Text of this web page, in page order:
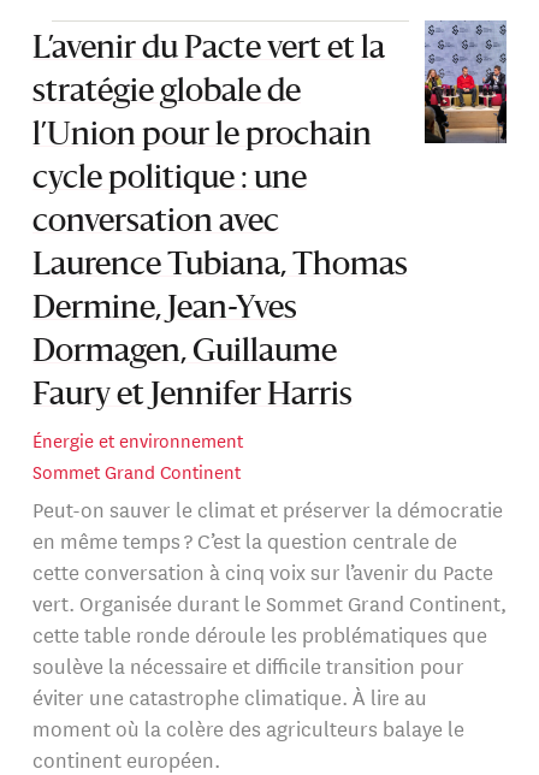
L’avenir du Pacte vert et la
stratégie globale de
l’Union pour le prochain
cycle politique : une
conversation avec
Laurence Tubiana, Thomas
Dermine, Jean-Yves
Dormagen, Guillaume
Faury et Jennifer Harris
Énergie et environnement
Sommet Grand Continent
Peut-on sauver le climat et préserver la démocratie
en même temps ? C’est la question centrale de
cette conversation à cinq voix sur l’avenir du Pacte
vert. Organisée durant le Sommet Grand Continent,
cette table ronde déroule les problématiques que
soulève la nécessaire et difficile transition pour
éviter une catastrophe climatique. À lire au
moment où la colère des agriculteurs balaye le
continent européen.